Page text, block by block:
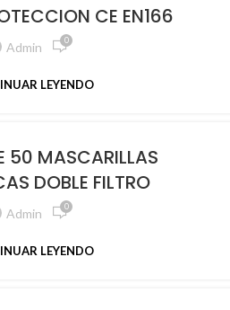
CE EN166
Admin 0
LEYENDO
50 MASCARILLAS
DOBLE FILTRO
Admin 0
LEYENDO